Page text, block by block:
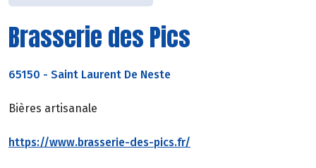
Brasserie des Pics
65150 - Saint Laurent De Neste
Bières artisanale
https://www.brasserie-des-pics.fr/